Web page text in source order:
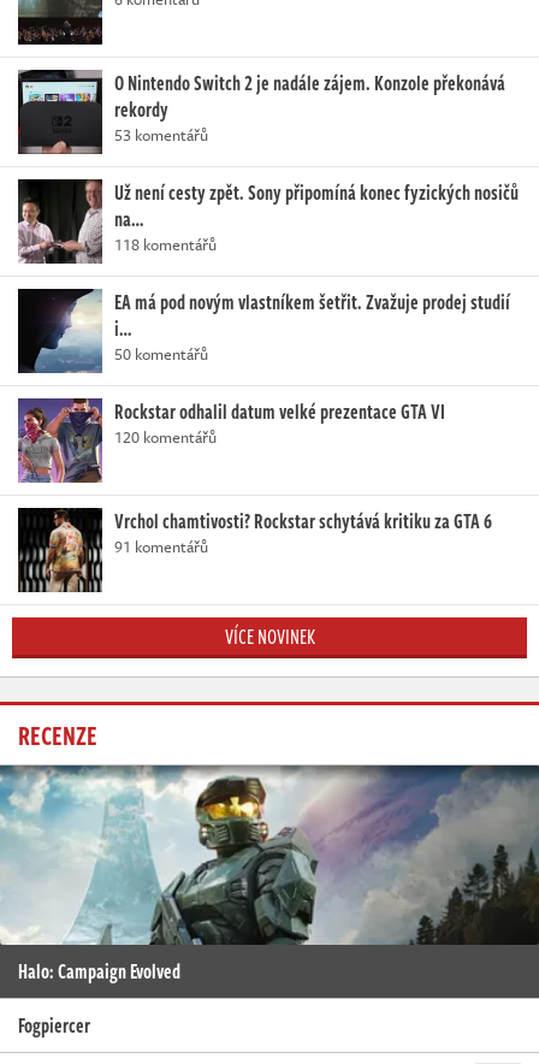
O Nintendo Switch 2 je nadále zájem. Konzole překonává
rekordy
53 komentářů
Už není cesty zpět. Sony připomíná konec fyzických nosičů
na…
118 komentářů
EA má pod novým vlastníkem šetřit. Zvažuje prodej studií
i…
50 komentářů
Rockstar odhalil datum velké prezentace GTA VI
120 komentářů
Vrchol chamtivosti? Rockstar schytává kritiku za GTA 6
91 komentářů
VÍCE NOVINEK
RECENZE
Halo: Campaign Evolved
Fogpiercer